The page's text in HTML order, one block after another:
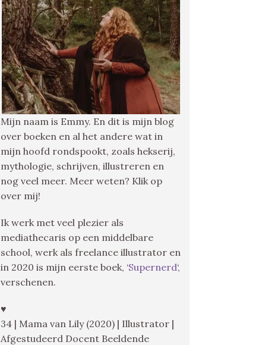
Mijn naam is Emmy. En dit is mijn blog
over boeken en al het andere wat in
mijn hoofd rondspookt, zoals hekserij,
mythologie, schrijven, illustreren en
nog veel meer. Meer weten? Klik op
over mij!
Ik werk met veel plezier als
mediathecaris op een middelbare
school, werk als freelance illustrator en
in 2020 is mijn eerste boek, ‘Supernerd‘,
verschenen.
♥
34 | Mama van Lily (2020) | Illustrator |
Afgestudeerd Docent Beeldende